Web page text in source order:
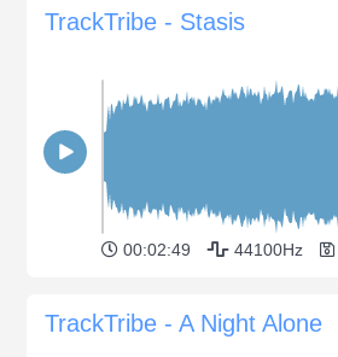
TrackTribe - Stasis
00:02:49 44100Hz
TrackTribe - A Night Alone